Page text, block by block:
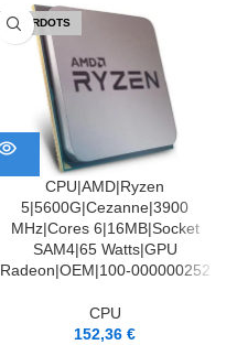
IZPĀRDOTS
CPU|AMD|Ryzen
5|5600G|Cezanne|3900
MHz|Cores 6|16MB|Socket
SAM4|65 Watts|GPU
Radeon|OEM|100-000000252
CPU
152,36€